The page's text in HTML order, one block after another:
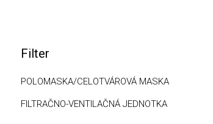
Filter
POLOMASKA/CELOTVÁROVÁ MASKA
FILTRAČNO-VENTILAČNÁ JEDNOTKA